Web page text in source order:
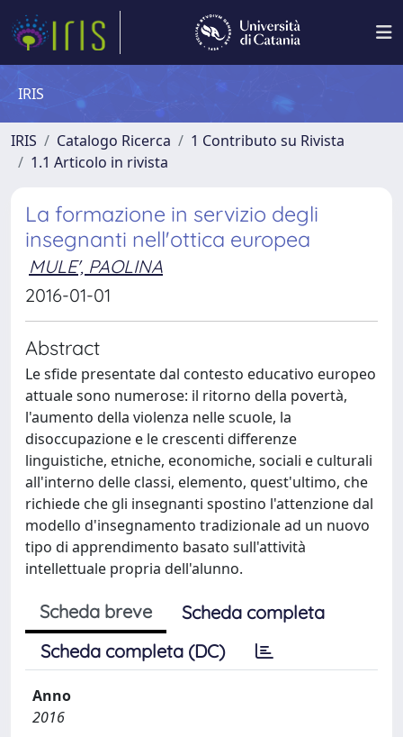
IRIS
IRIS Catalogo Ricerca
1 Contributo su Rivista
1.1 Articolo in rivista
La formazione in servizio degli
insegnanti nell'ottica europea
MULE', PAOLINA
2016-01-01
Abstract
Le sfide presentate dal contesto educativo europeo
attuale sono numerose: il ritorno della povertà,
l'aumento della violenza nelle scuole, la
disoccupazione e le crescenti differenze
linguistiche, etniche, economiche, sociali e culturali
all'interno delle classi, elemento, quest'ultimo, che
richiede che gli insegnanti spostino l'attenzione dal
modello d'insegnamento tradizionale ad un nuovo
tipo di apprendimento basato sull'attività
intellettuale propria dell'alunno.
Scheda breve
Scheda completa
Scheda completa (DC)
Anno
2016